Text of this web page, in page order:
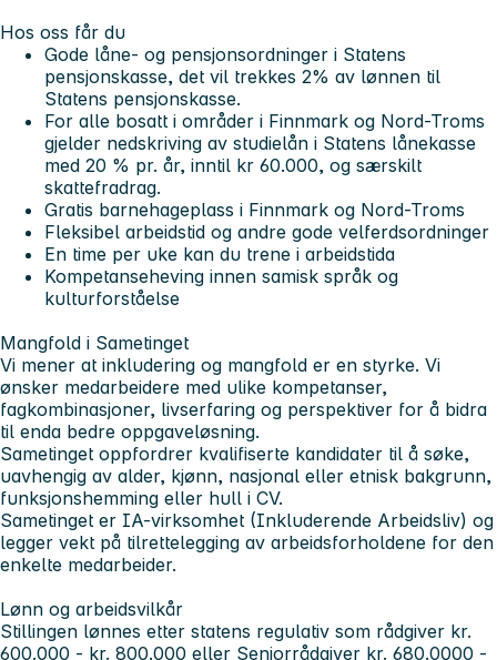
Hos oss får du
Gode låne- og pensjonsordninger i Statens
pensjonskasse, det vil trekkes 2% av lønnen til
Statens pensjonskasse.
For alle bosatt i områder i Finnmark og Nord-Troms
gjelder nedskriving av studielån i Statens lånekasse
med 20 % pr. år, inntil kr 60.000, og særskilt
skattefradrag.
Gratis barnehageplass i Finnmark og Nord-Troms
Fleksibel arbeidstid og andre gode velferdsordninger
En time per uke kan du trene i arbeidstida
Kompetanseheving innen samisk språk og
kulturforståelse
Mangfold i Sametinget
Vi mener at inkludering og mangfold er en styrke. Vi
ønsker medarbeidere med ulike kompetanser,
fagkombinasjoner, livserfaring og perspektiver for å bidra
til enda bedre oppgaveløsning.
Sametinget oppfordrer kvalifiserte kandidater til å søke,
uavhengig av alder, kjønn, nasjonal eller etnisk bakgrunn,
funksjonshemming eller hull i CV.
Sametinget er IA-virksomhet (Inkluderende Arbeidsliv) og
legger vekt på tilrettelegging av arbeidsforholdene for den
enkelte medarbeider.
Lønn og arbeidsvilkår
Stillingen lønnes etter statens regulativ som rådgiver kr.
600.000 - kr. 800.000 eller Seniorrådgiver kr. 680.0000 -